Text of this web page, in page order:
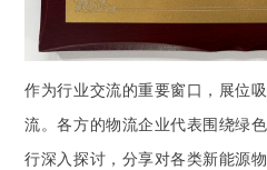
作为行业交流的重要窗口，展位
流。各方的物流企业代表围绕绿
行深入探讨，分享对各类新能源